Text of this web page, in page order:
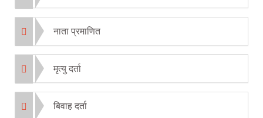
नाता प्रमाणित
मृत्यु दर्ता
बिवाह दर्ता